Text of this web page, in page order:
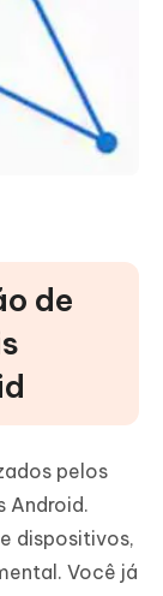
de
pelos
Android.
dispositivos,
Você já